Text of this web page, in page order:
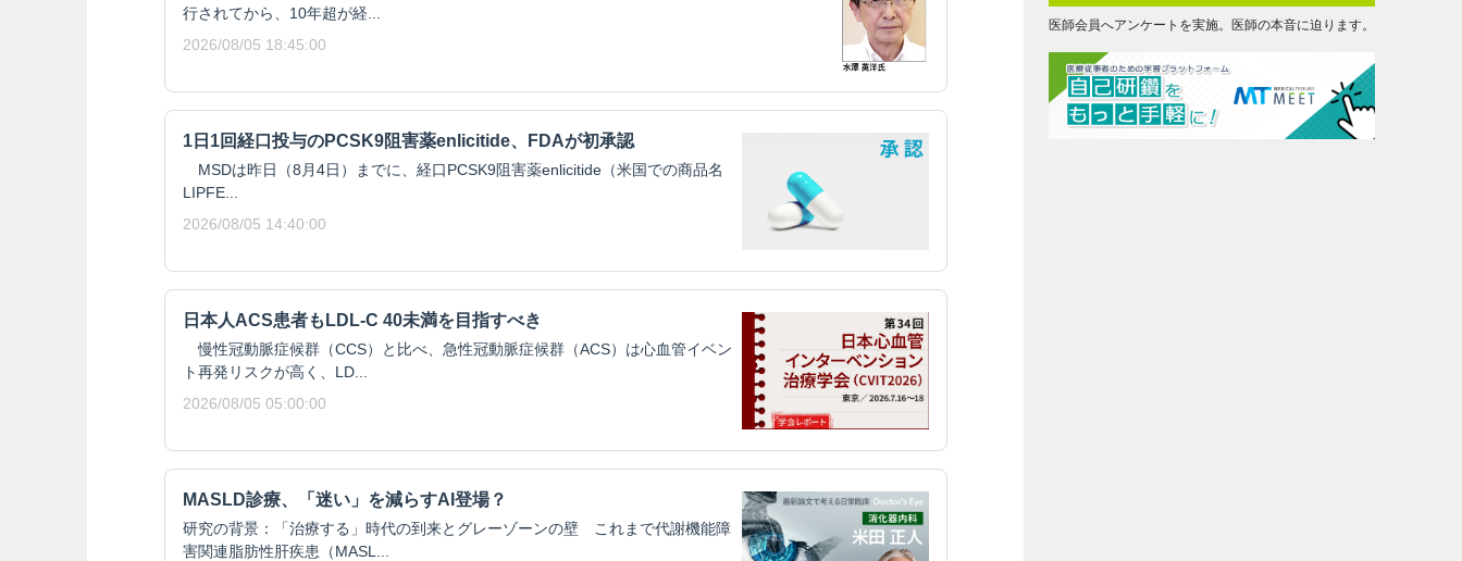
行されてから、10年超が経...
2026/08/05 18:45:00
1日1回経口投与のPCSK9阻害薬enlicitide、FDAが初承認
MSDは昨日（8月4日）までに、経口PCSK9阻害薬enlicitide（米国での商品名
LIPFE...
2026/08/05 14:40:00
日本人ACS患者もLDL-C 40未満を目指すべき
慢性冠動脈症候群（CCS）と比べ、急性冠動脈症候群（ACS）は心血管イベン
ト再発リスクが高く、LD...
2026/08/05 05:00:00
MASLD診療、「迷い」を減らすAI登場？
研究の背景：「治療する」時代の到来とグレーゾーンの壁 これまで代謝機能障
害関連脂肪性肝疾患（MASL...
医師会員へアンケートを実施。医師の本音に迫ります。